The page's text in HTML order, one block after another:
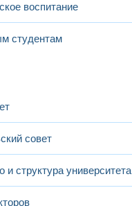
воспитание
студентам
совет
и структура университета